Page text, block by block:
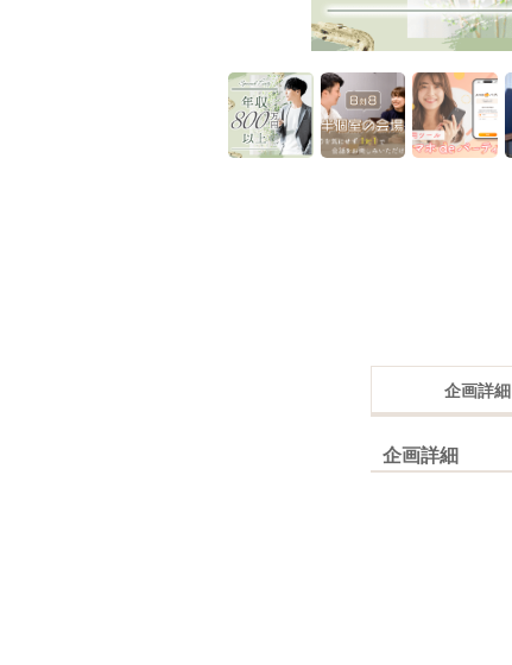
企画詳細
企画詳細